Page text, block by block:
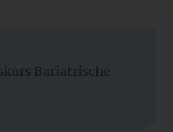
Bariatrische